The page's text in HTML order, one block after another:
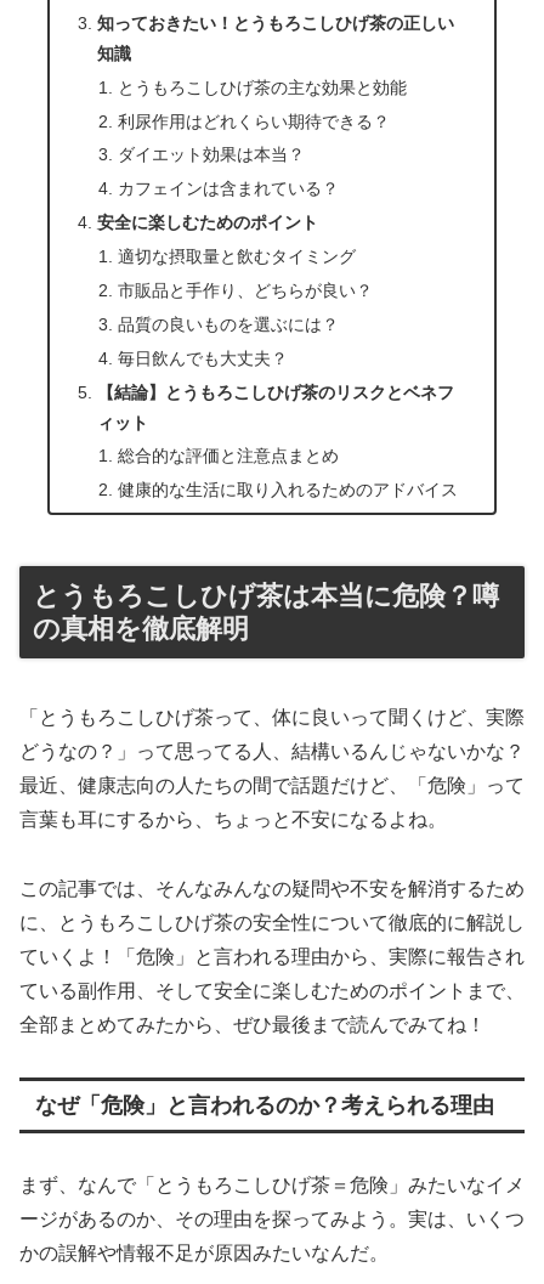
知っておきたい！とうもろこしひげ茶の正しい
知識
とうもろこしひげ茶の主な効果と効能
利尿作用はどれくらい期待できる？
ダイエット効果は本当？
カフェインは含まれている？
安全に楽しむためのポイント
適切な摂取量と飲むタイミング
市販品と手作り、どちらが良い？
品質の良いものを選ぶには？
毎日飲んでも大丈夫？
【結論】とうもろこしひげ茶のリスクとベネフ
ィット
総合的な評価と注意点まとめ
健康的な生活に取り入れるためのアドバイス
とうもろこしひげ茶は本当に危険？噂
の真相を徹底解明
「とうもろこしひげ茶って、体に良いって聞くけど、実際
どうなの？」って思ってる人、結構いるんじゃないかな？
最近、健康志向の人たちの間で話題だけど、「危険」って
言葉も耳にするから、ちょっと不安になるよね。
この記事では、そんなみんなの疑問や不安を解消するため
に、とうもろこしひげ茶の安全性について徹底的に解説し
ていくよ！「危険」と言われる理由から、実際に報告され
ている副作用、そして安全に楽しむためのポイントまで、
全部まとめてみたから、ぜひ最後まで読んでみてね！
なぜ「危険」と言われるのか？考えられる理由
まず、なんで「とうもろこしひげ茶＝危険」みたいなイメ
ージがあるのか、その理由を探ってみよう。実は、いくつ
かの誤解や情報不足が原因みたいなんだ。